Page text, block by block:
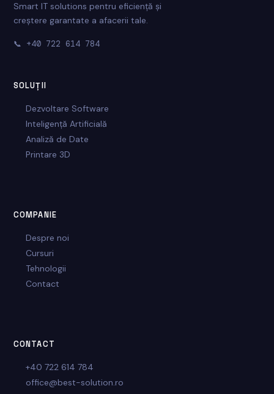
Smart IT solutions pentru eficiență și
creștere garantate a afacerii tale.
📞 +40 722 614 784
SOLUȚII
Dezvoltare Software
Inteligență Artificială
Analiză de Date
Printare 3D
COMPANIE
Despre noi
Cursuri
Tehnologii
Contact
CONTACT
+40 722 614 784
office@best-solution.ro